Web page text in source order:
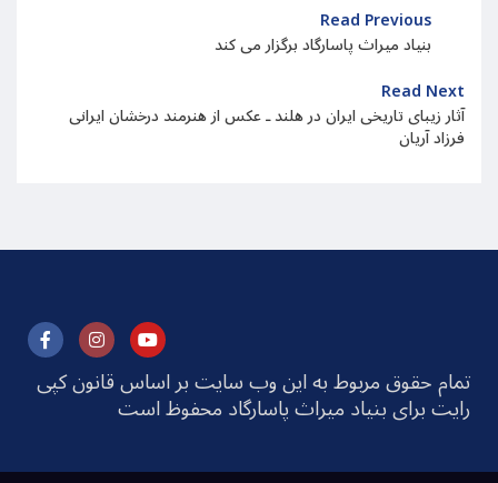
Read Previous
بنیاد میراث پاسارگاد برگزار می کند
Read Next
آثار زیبای تاریخی ایران در هلند ـ عکس از هنرمند درخشان ایرانی
فرزاد آریان
تمام حقوق مربوط به این وب سایت بر اساس قانون کپی
رایت برای بنیاد میراث پاسارگاد محفوظ است